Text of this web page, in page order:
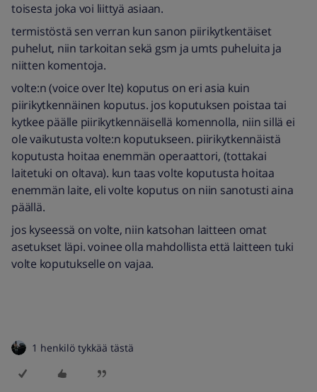
toisesta joka voi liittyä asiaan.
termistöstä sen verran kun sanon piirikytkentäiset
puhelut, niin tarkoitan sekä gsm ja umts puheluita ja
niitten komentoja.
volte:n (voice over lte) koputus on eri asia kuin
piirikytkennäinen koputus. jos koputuksen poistaa tai
kytkee päälle piirikytkennäisellä komennolla, niin sillä ei
ole vaikutusta volte:n koputukseen. piirikytkennäistä
koputusta hoitaa enemmän operaattori, (tottakai
laitetuki on oltava). kun taas volte koputusta hoitaa
enemmän laite, eli volte koputus on niin sanotusti aina
päällä.
jos kyseessä on volte, niin katsohan laitteen omat
asetukset läpi. voinee olla mahdollista että laitteen tuki
volte koputukselle on vajaa.
1 henkilö tykkää tästä